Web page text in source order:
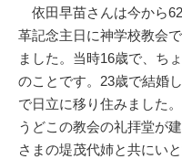
依田早苗さんは今から
革記念主日に神学校教会
ました。当時16歳で、ち
のことです。23歳で結婚
で日立に移り住みました
うどこの教会の礼拝堂が
さまの堤茂代姉と共にい